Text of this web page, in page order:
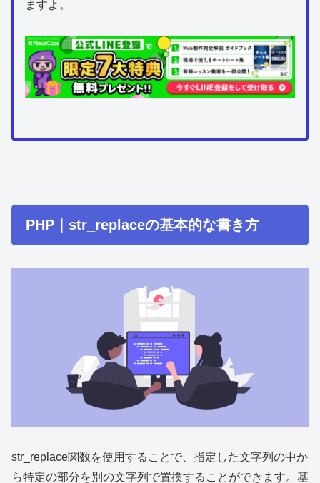
ますよ。
PHP｜str_replaceの基本的な書き方
str_replace関数を使用することで、指定した文字列の中か
ら特定の部分を別の文字列で置換することができます。基